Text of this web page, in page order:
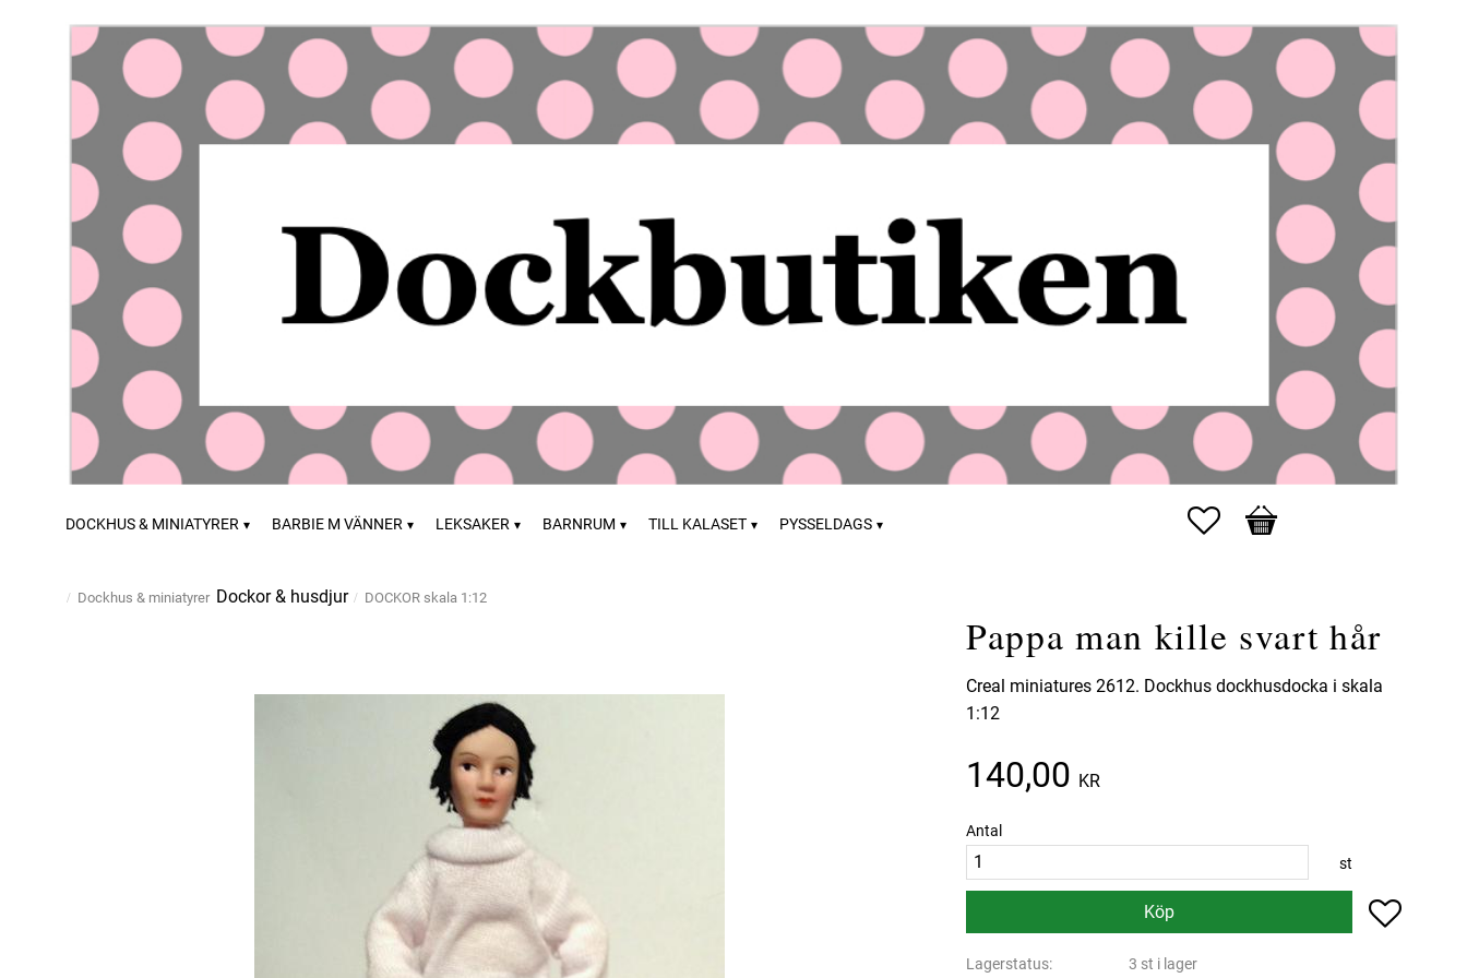
DOCKHUS & MINIATYRER BARBIE M VÄNNER LEKSAKER BARNRUM TILL KALASET PYSSELDAGS Favoriter
Kundvagn
Dockhus & miniatyrer Dockor & husdjur DOCKOR skala 1:12
Pappa man kille svart hår
Creal miniatures 2612. Dockhus dockhusdocka i skala
1:12
140,00 KR
Antal
st
Köp Lägg till
Lagerstatus 3 st i lager